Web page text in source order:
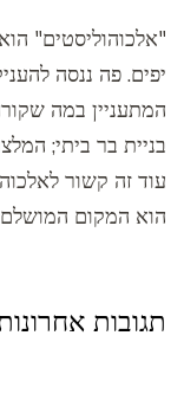
"אלכוהוליסטים"
יפים. פה ננסה
המתעניין במה
בניית בר ביתי;
עוד זה קשור
הוא המקום
תגובות